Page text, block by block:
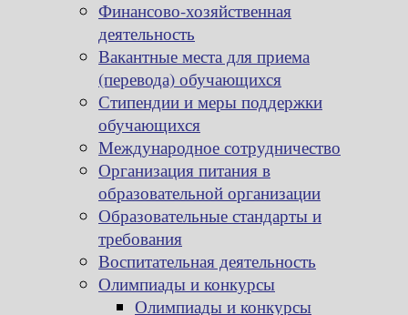
Финансово-хозяйственная
деятельность
Вакантные места для приема
(перевода) обучающихся
Стипендии и меры поддержки
обучающихся
Международное сотрудничество
Организация питания в
образовательной организации
Образовательные стандарты и
требования
Воспитательная деятельность
Олимпиады и конкурсы
Олимпиады и конкурсы